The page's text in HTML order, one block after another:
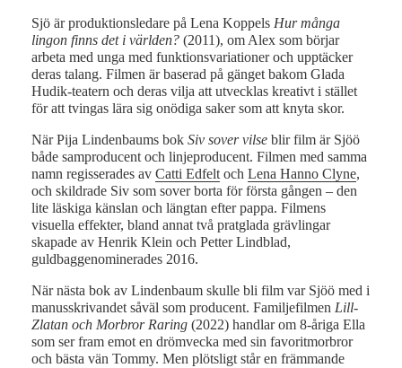
Sjö är produktionsledare på Lena Koppels Hur många
lingon finns det i världen? (2011), om Alex som börjar
arbeta med unga med funktionsvariationer och upptäcker
deras talang. Filmen är baserad på gänget bakom Glada
Hudik-teatern och deras vilja att utvecklas kreativt i stället
för att tvingas lära sig onödiga saker som att knyta skor.
När Pija Lindenbaums bok Siv sover vilse blir film är Sjöö
både samproducent och linjeproducent. Filmen med samma
namn regisserades av Catti Edfelt och Lena Hanno Clyne,
och skildrade Siv som sover borta för första gången – den
lite läskiga känslan och längtan efter pappa. Filmens
visuella effekter, bland annat två pratglada grävlingar
skapade av Henrik Klein och Petter Lindblad,
guldbaggenominerades 2016.
När nästa bok av Lindenbaum skulle bli film var Sjöö med i
manusskrivandet såväl som producent. Familjefilmen Lill-
Zlatan och Morbror Raring (2022) handlar om 8-åriga Ella
som ser fram emot en drömvecka med sin favoritmorbror
och bästa vän Tommy. Men plötsligt står en främmande